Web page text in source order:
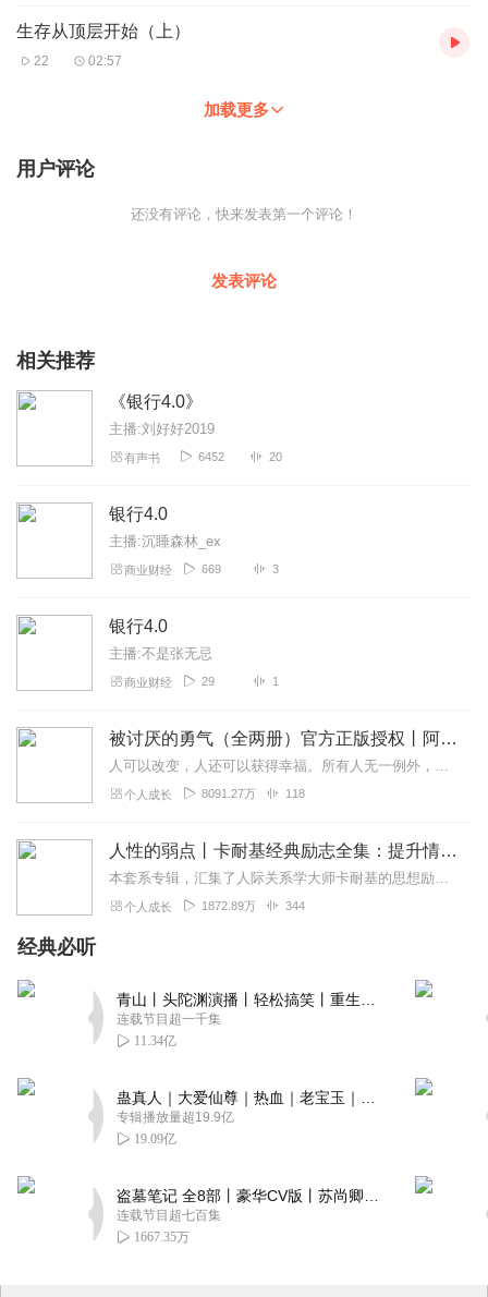
生存从顶层开始（上）
22 02:57
加载更多
用户评论
还没有评论，快来发表第一个评论！
发表评论
相关推荐
《银行4.0》
主播:刘好好2019
有声书 6452 20
银行4.0
主播:沉睡森林_ex
商业财经 669 3
银行4.0
主播:不是张无忌
商业财经 29 1
被讨厌的勇气（全两册）官方正版授权丨阿德勒心理学畅销经典｜幸福的勇气
人可以改变，人还可以获得幸福。所有人无一例外，都能如此。——阿德勒心理学一名深陷自卑、无能与不幸福的青年，听到了一名哲人主张的“世界无比单纯，人人都能幸福”便来...
个人成长 8091.27万 118
人性的弱点丨卡耐基经典励志全集：提升情商和沟通技巧
本套系专辑，汇集了人际关系学大师卡耐基的思想励志精华，收录《人性的弱点》《人性的优点》《语言的突破》《美好的人生》《快乐的人生》等所有经典！是卡耐基的经典合辑，...
个人成长 1872.89万 344
经典必听
连载节目超一千集
11.34亿
专辑播放量超19.9亿
19.09亿
连载节目超七百集
1667.35万